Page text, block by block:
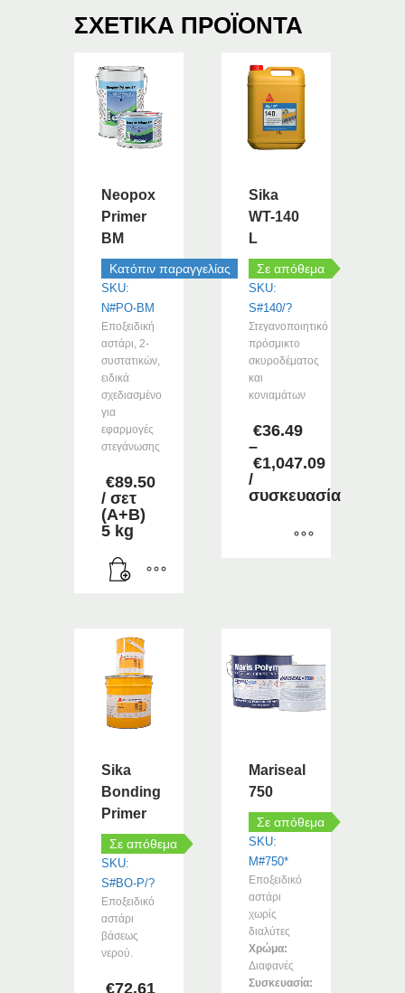
ΣΧΕΤΙΚΆ ΠΡΟΪΌΝΤΑ
Neopox
Primer
BM
Κατόπιν παραγγελίας
SKU:
N#PO-BM
Εποξειδική
αστάρι, 2-
συστατικών,
ειδικά
σχεδιασμένο
για
εφαρμογές
στεγάνωσης
€89.50
/ σετ
(Α+Β)
5 kg
Sika
WT-140
L
Σε απόθεμα
SKU:
S#140/?
Στεγανοποιητικό
πρόσμικτο
σκυροδέματος
και
κονιαμάτων
€36.49
–
€1,047.09
Price
range:
through
/
συσκευασία
παραλλαγές.
Οι
επιλογές
επιλεγούν
προϊόντος
Sika
Bonding
Primer
Σε απόθεμα
SKU:
S#BO-P/?
Εποξειδικό
αστάρι
βάσεως
νερού.
€72.61
Mariseal
750
Σε απόθεμα
SKU:
M#750*
Εποξειδικό
αστάρι
χωρίς
διαλύτες
Χρώμα:
Διαφανές
Συσκευασία: